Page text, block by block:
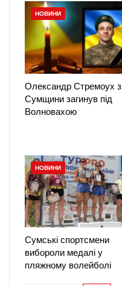
НОВИНИ
Олександр Стремоух з
Сумщини загинув під
Волновахою
НОВИНИ
Сумські спортсмени
вибороли медалі у
пляжному волейболі